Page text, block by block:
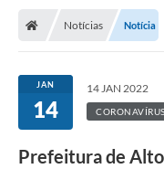
Notícias Notícia
JAN
14
14 JAN 2022
CORONAVÍRUS
Prefeitura de